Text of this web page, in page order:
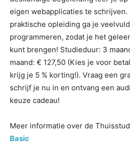
eigen webapplicaties te schrijven.
praktische opleiding ga je
programmeren, zodat je het
kunt brengen! Studieduur: 3
maand: € 127,50 (Kies je voor
krijg je 5 % korting!). Vraag een
schrijf je nu in en ontvang een
keuze cadeau!
Meer informatie over de
Basic